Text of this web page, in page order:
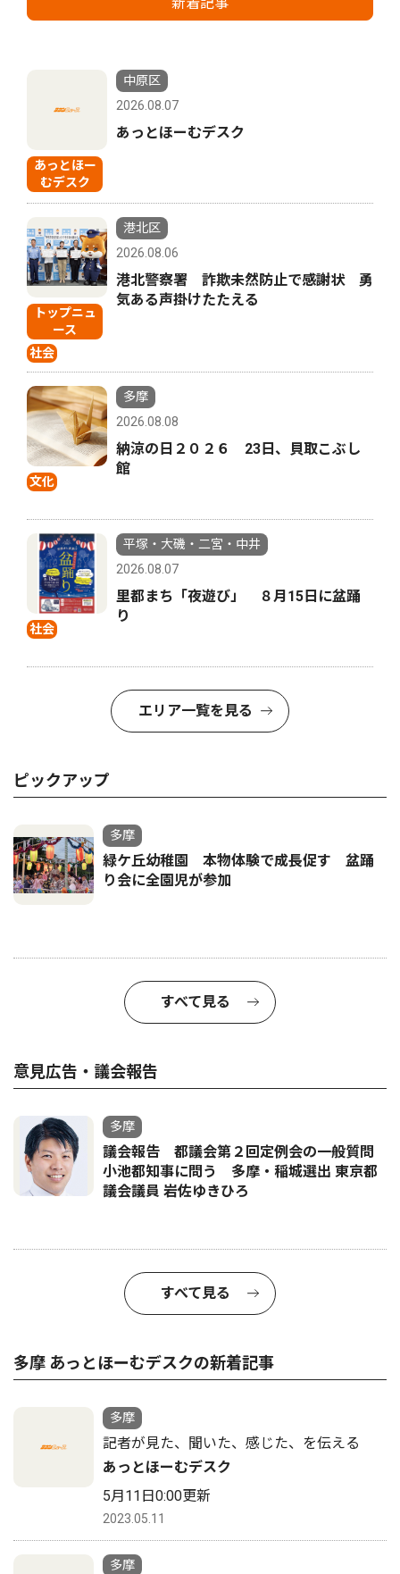
新着記事
あっとほー
むデスク
中原区
2026.08.07
あっとほーむデスク
トップニュ
ース
社会
港北区
2026.08.06
港北警察署 詐欺未然防止で感謝状 勇
気ある声掛けたたえる
文化
多摩
2026.08.08
納涼の日２０２６ 23日、貝取こぶし
館
社会
平塚・大磯・二宮・中井
2026.08.07
里都まち「夜遊び」 ８月15日に盆踊
り
エリア一覧を見る
ピックアップ
多摩
緑ケ丘幼稚園 本物体験で成長促す 盆踊
り会に全園児が参加
すべて見る
意見広告・議会報告
多摩
議会報告 都議会第２回定例会の一般質問
小池都知事に問う 多摩・稲城選出 東京都
議会議員 岩佐ゆきひろ
すべて見る
多摩 あっとほーむデスクの新着記事
多摩
記者が見た、聞いた、感じた、を伝える
あっとほーむデスク
5月11日0:00更新
2023.05.11
多摩